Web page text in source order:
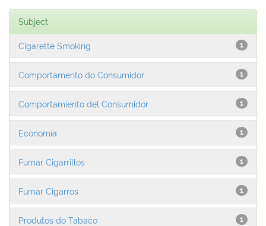
Subject
1
Cigarette Smoking
1
Comportamento do Consumidor
1
Comportamiento del Consumidor
1
Economía
1
Fumar Cigarrillos
1
Fumar Cigarros
1
Produtos do Tabaco